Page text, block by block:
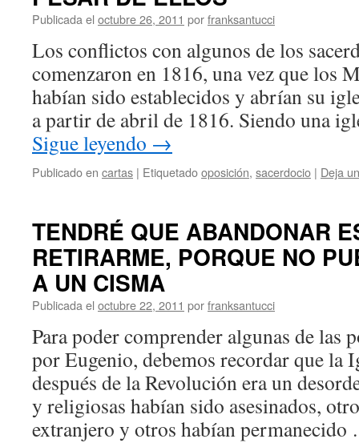
Publicada el octubre 26, 2011 porfranksantucci
Los conflictos con algunos de los
comenzaron en 1816, una vez que los
habían sido establecidos y abrían su
a partir de abril de 1816. Siendo una
Sigue leyendo →
Publicado en cartas | Etiquetadooposición, sacerdocio | Deja
TENDRÉ QUE ABANDONAR
RETIRARME, PORQUE NO
A UN CISMA
Publicada el octubre 22, 2011 porfranksantucci
Para poder comprender algunas de las
por Eugenio, debemos recordar que la
después de la Revolución era un
y religiosas habían sido asesinados,
extranjero y otros habían